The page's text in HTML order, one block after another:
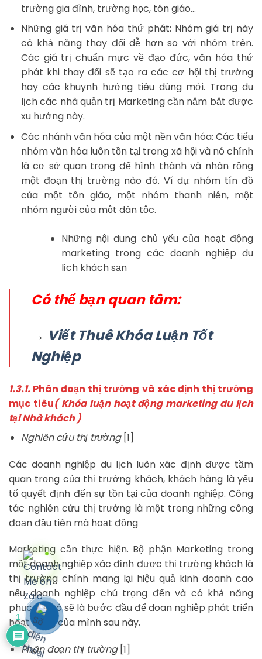
trường gia đình, trường học, tôn giáo…
Những giá trị văn hóa thứ phát: Nhóm giá trị này
có khả năng thay đổi dễ hơn so với nhóm trên.
Các giá trị chuẩn mực về đạo đức, văn hóa thứ
phát khi thay đổi sẽ tạo ra các cơ hội thị trường
hay các khuynh hướng tiêu dùng mới. Trong du
lịch các nhà quản trị Marketing cần nắm bắt được
xu hướng này.
Các nhánh văn hóa của một nền văn hóa: Các tiểu
nhóm văn hóa luôn tồn tại trong xã hội và nó chính
là cơ sở quan trọng để hình thành và nhân rộng
một đoạn thị trường nào đó. Ví dụ: nhóm tín đồ
của một tôn giáo, một nhóm thanh niên, một
nhóm người của một dân tộc.
Những nội dung chủ yếu của hoạt động
marketing trong các doanh nghiệp du
lịch khách sạn
Có thể bạn quan tâm:
→ Viết Thuê Khóa Luận Tốt
Nghiệp
1.3.1. Phân đoạn thị trường và xác định thị trường
mục tiêu( Khóa luận hoạt động marketing du lịch
tại Nhà khách )
Nghiên cứu thị trường [1]
Các doanh nghiệp du lịch luôn xác định được tầm
quan trọng của thị trường khách, khách hàng là yếu
tố quyết định đến sự tồn tại của doanh nghiệp. Công
tác nghiên cứu thị trường là một trong những công
đoạn đầu tiên mà hoạt động
Marketing cần thực hiện. Bộ phận Marketing trong
một doanh nghiệp xác định được thị trường khách là
thị trường chính mang lại hiệu quả kinh doanh cao
nếu doanh nghiệp chú trọng đến và có khả năng
phục vụ. Đó sẽ là bước đầu để doan nghiệp phát triển
hoạt động của mình sau này.
Phân đoạn thị trường [1]
1